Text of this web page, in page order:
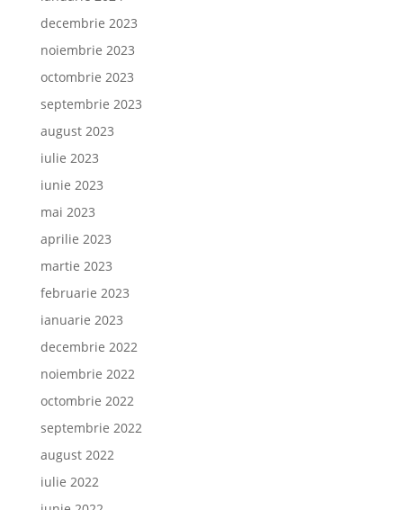
decembrie 2023
noiembrie 2023
octombrie 2023
septembrie 2023
august 2023
iulie 2023
iunie 2023
mai 2023
aprilie 2023
martie 2023
februarie 2023
ianuarie 2023
decembrie 2022
noiembrie 2022
octombrie 2022
septembrie 2022
august 2022
iulie 2022